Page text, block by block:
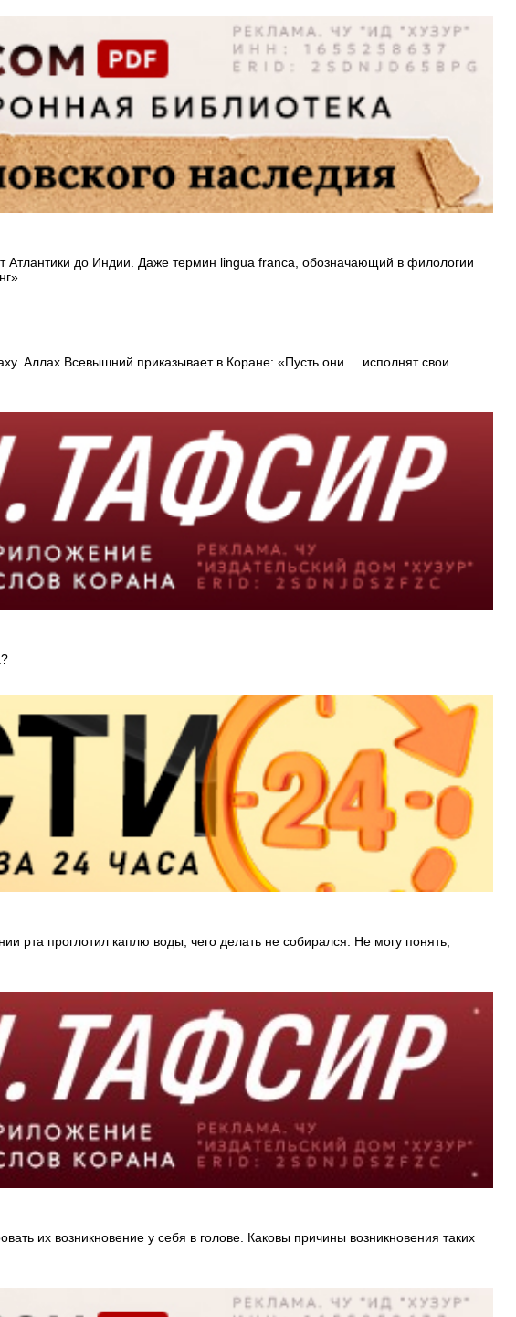
до Индии. Даже термин lingua franca, обозначающий в филологии
Аллах Всевышний приказывает в Коране: «Пусть они ... исполнят свои
рта проглотил каплю воды, чего делать не собирался. Не могу понять,
их возникновение у себя в голове. Каковы причины возникновения таких